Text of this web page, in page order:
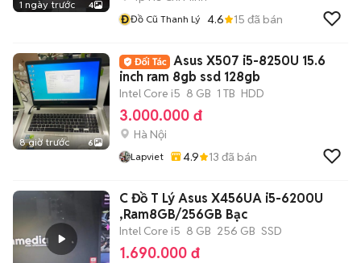
1 ngày trước 4
ĐĐồ Cũ Thanh Lý 4.6 15 đã bán
8 giờ trước 6
Asus X507 i5-8250U 15.6
inch ram 8gb ssd 128gb
Intel Core i5 8 GB 1 TB HDD
3.000.000 đ
Hà Nội
Lapviet 4.9 13 đã bán
C Đồ T Lý Asus X456UA i5-6200U
,Ram8GB/256GB Bạc
Intel Core i5 8 GB 256 GB SSD
1.690.000 đ